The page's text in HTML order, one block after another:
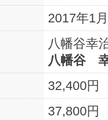
2017年1
八幡谷幸
八幡谷
32,400円
37,800円